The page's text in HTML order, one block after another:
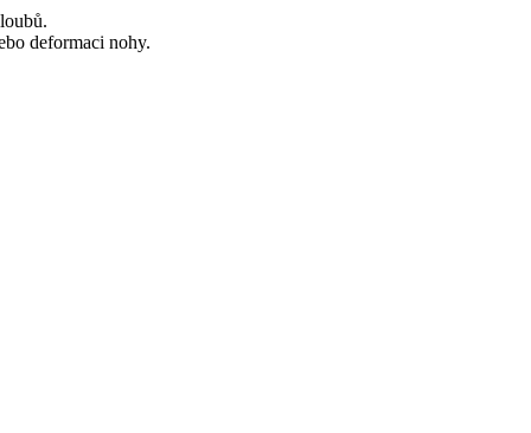
deformaci nohy.